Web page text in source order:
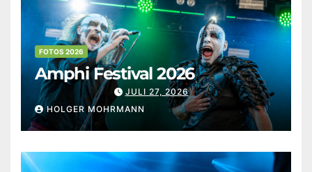
FOTOS 2026
Amphi Festival 2026
JULI 27, 2026
HOLGER MOHRMANN